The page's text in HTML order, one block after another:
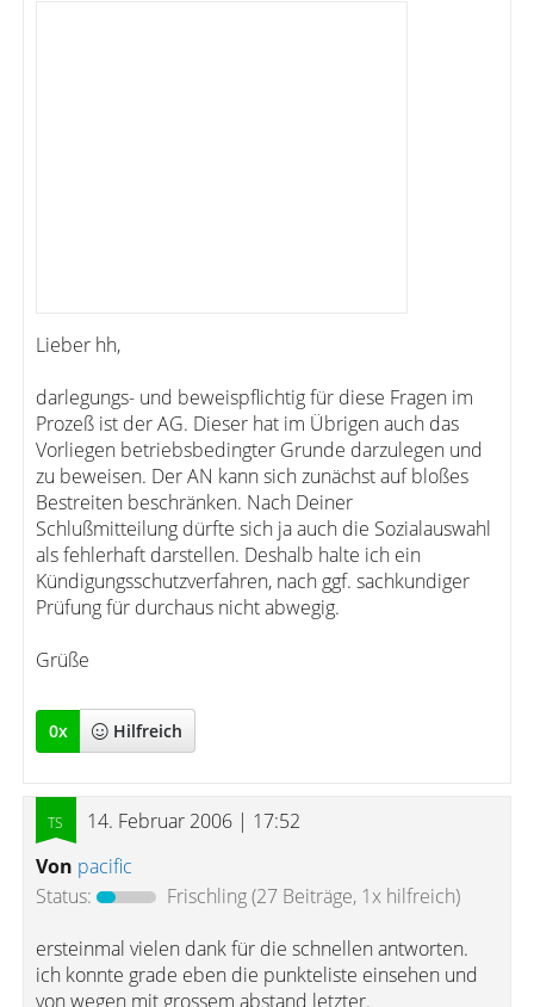
Lieber hh,
darlegungs- und beweispflichtig für diese Fragen im
Prozeß ist der AG. Dieser hat im Übrigen auch das
Vorliegen betriebsbedingter Grunde darzulegen und
zu beweisen. Der AN kann sich zunächst auf bloßes
Bestreiten beschränken. Nach Deiner
Schlußmitteilung dürfte sich ja auch die Sozialauswahl
als fehlerhaft darstellen. Deshalb halte ich ein
Kündigungsschutzverfahren, nach ggf. sachkundiger
Prüfung für durchaus nicht abwegig.
Grüße
0x Hilfreich
14. Februar 2006 | 17:52
Von pacific
Status:
Frischling(27 Beiträge, 1x hilfreich)
ersteinmal vielen dank für die schnellen antworten.
ich konnte grade eben die punkteliste einsehen und
von wegen mit grossem abstand letzter.